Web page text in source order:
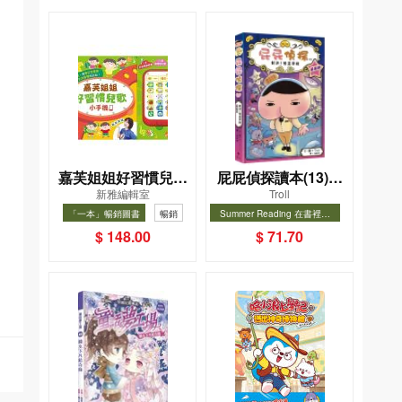
嘉芙姐姐好習慣兒歌
小手機
新雅編輯室
「一本」暢銷圖書 暢銷
$ 148.00
屁屁偵探讀本(13)－
－對決！怪盜學院
（星星篇）
Troll
Summer Reading 在書裡度
選圖書67折
暢銷
$ 71.70